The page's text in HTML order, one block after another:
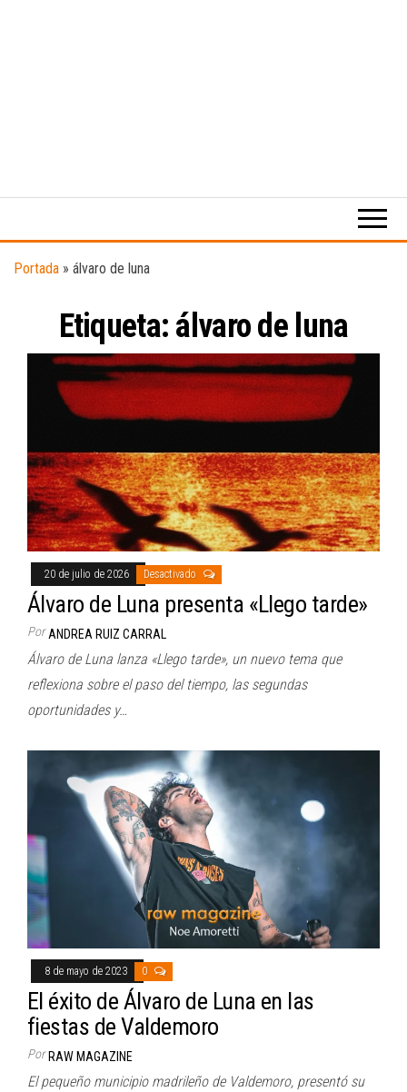
digital
Portada » álvaro de luna
Etiqueta: álvaro de luna
20 de julio de 2026 Desactivado
Álvaro de Luna presenta «Llego tarde»
Por ANDREA RUIZ CARRAL
Álvaro de Luna lanza «Llego tarde», un nuevo tema que
reflexiona sobre el paso del tiempo, las segundas
oportunidades y…
8 de mayo de 2023 0
El éxito de Álvaro de Luna en las
fiestas de Valdemoro
Por RAW MAGAZINE
El pequeño municipio madrileño de Valdemoro, presentó su